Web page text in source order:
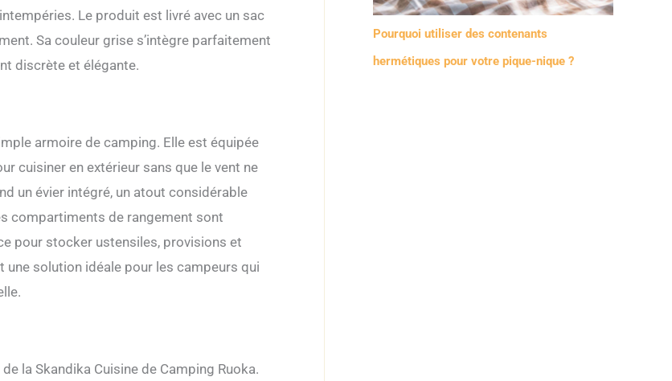
Ruoka est idéale pour toutes les aventures
nique ou en barbecue dans le jardin.
Le produit est livré avec un sac
Sa couleur grise s’intègre parfaitement
discrète et élégante.
armoire de camping. Elle est équipée
cuisiner en extérieur sans que le vent ne
un évier intégré, un atout considérable
compartiments de rangement sont
pour stocker ustensiles, provisions et
solution idéale pour les campeurs qui
la Skandika Cuisine de Camping Ruoka.
Pourquoi utiliser des contenants
hermétiques pour votre pique-nique ?